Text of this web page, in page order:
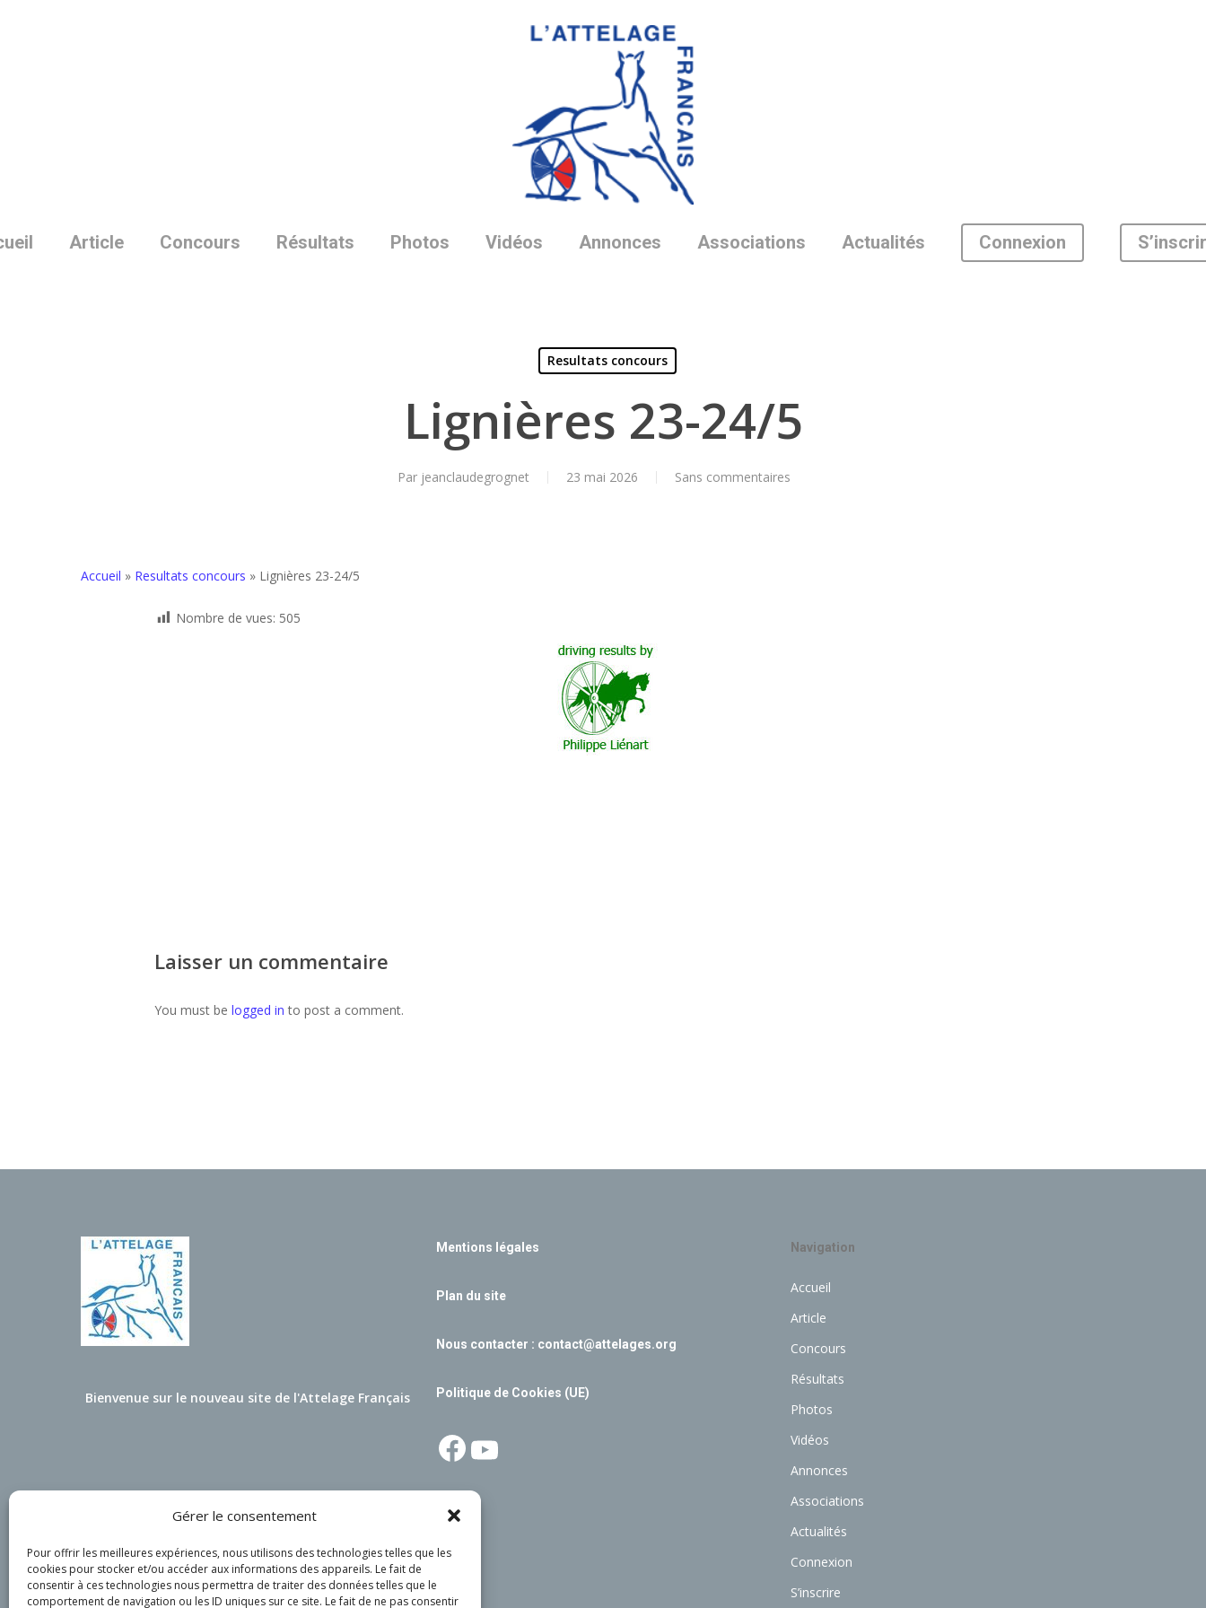
Gérer le consentement
Pour offrir les meilleures expériences, nous utilisons des technologies telles que les
cookies pour stocker et/ou accéder aux informations des appareils. Le fait de
consentir à ces technologies nous permettra de traiter des données telles que le
comportement de navigation ou les ID uniques sur ce site. Le fait de ne pas consentir
Article Concours Résultats Photos Vidéos Annonces Associations Actualités Connexion
Resultats concours
Lignières 23-24/5
Par jeanclaudegrognet 23 mai 2026 Sans commentaires
Accueil » Resultats concours » Lignières 23-24/5
Nombre de vues: 505
Laisser un commentaire
You must be logged in to post a comment.
Bienvenue sur le nouveau site de l'Attelage Français
Mentions légales
Plan du site
Nous contacter : contact@attelages.org
Politique de Cookies (UE)
Facebook
Navigation
Accueil
Article
Concours
Résultats
Photos
Vidéos
Annonces
Associations
Actualités
Connexion
S’inscrire